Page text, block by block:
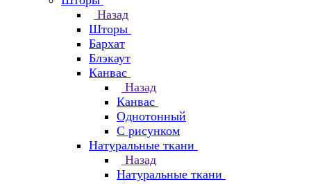
Назад
Шторы
Бархат
Блэкаут
Канвас
Назад
Канвас
Однотонный
С рисунком
Натуральные ткани
Назад
Натуральные ткани